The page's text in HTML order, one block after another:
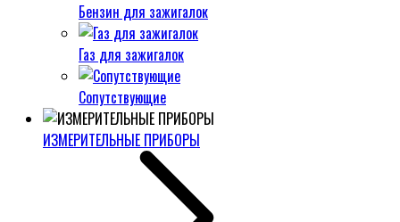
Бензин для зажигалок
Газ для зажигалок
Сопутствующие
ИЗМЕРИТЕЛЬНЫЕ ПРИБОРЫ